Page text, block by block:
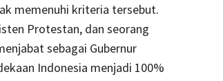
memenuhi kriteria tersebut.
Protestan, dan seorang
sebagai Gubernur
Indonesia menjadi 100%